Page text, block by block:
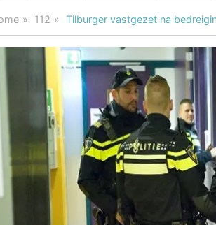
112 Tilburger vastgezet na